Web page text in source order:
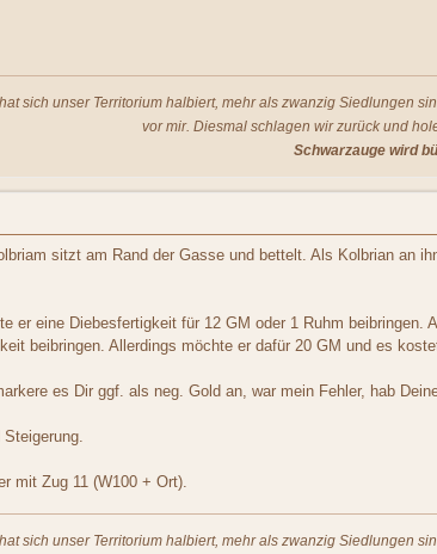
sich unser Territorium halbiert, mehr als zwanzig Siedlungen
vor mir. Diesmal schlagen wir zurück und
Schwarzauge wird
sitzt am Rand der Gasse und bettelt. Als Kolbrian an
er eine Diebesfertigkeit für 12 GM oder 1 Ruhm beibringen.
beibringen. Allerdings möchte er dafür 20 GM und es
es Dir ggf. als neg. Gold an, war mein Fehler, hab
mit Zug 11 (W100 + Ort).
sich unser Territorium halbiert, mehr als zwanzig Siedlungen